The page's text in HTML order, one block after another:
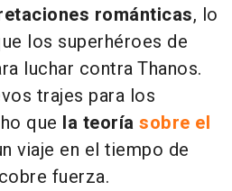
románticas, lo
los superhéroes de
luchar contra Thanos.
trajes para los
que la teoría sobre el
viaje en el tiempo de
fuerza.